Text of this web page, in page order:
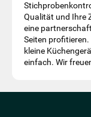
Qualität und Ihre
eine
Seiten
kleine
einfach. Wir